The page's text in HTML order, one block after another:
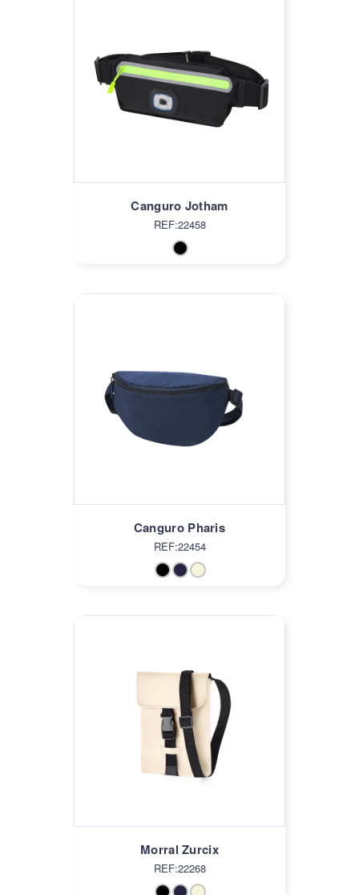
Canguro Jotham
REF:22458
Canguro Pharis
REF:22454
Morral Zurcix
REF:22268